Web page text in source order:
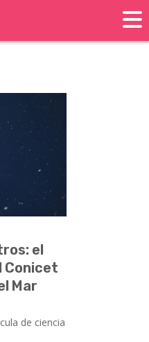
el
Conicet
Mar
de ciencia